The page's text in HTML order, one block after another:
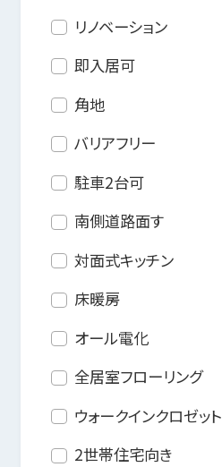
リノベーション
即入居可
角地
バリアフリー
駐車2台可
南側道路面す
対面式キッチン
床暖房
オール電化
全居室フローリング
ウォークインクロゼット
2世帯住宅向き